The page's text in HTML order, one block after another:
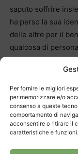
Per fornire le migliori
per memorizzare e/o
consenso a queste
comportamento di
acconsentire o ritirare il
caratteristiche e funzioni.
saputo soffrire
ha perso la sua
delle altre per il
qualcosa di
ha potuto ruotare
della squadra
scelte della
pagato dividendi,
giusta. L’anno
serie A,
dietro le neo
giovanile è vivo e